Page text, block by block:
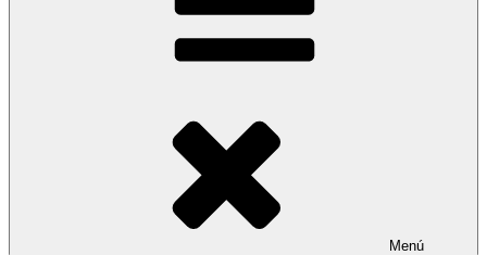
Menú